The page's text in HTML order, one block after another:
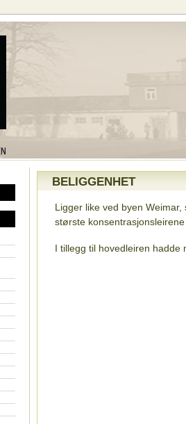
BELIGGENHET
Ligger like ved byen
største
I tillegg til hovedleiren hadde